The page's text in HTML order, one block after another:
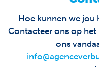
Vakantieverhuur
Hoe kunnen we jou
Contacteer ons op
ons